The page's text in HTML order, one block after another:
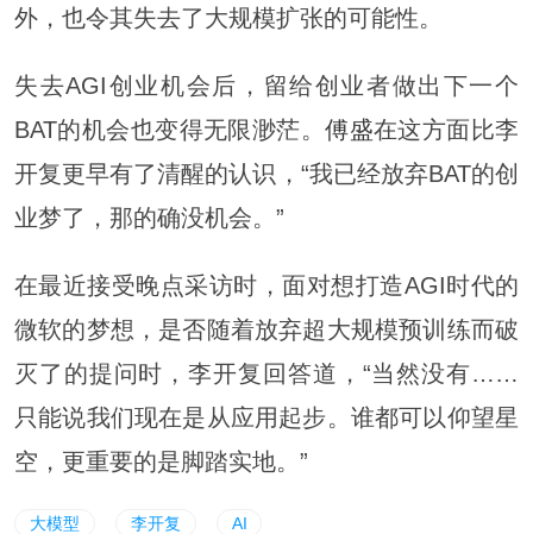
外，也令其失去了大规模扩张的可能性。
失去AGI创业机会后，留给创业者做出下一个
BAT的机会也变得无限渺茫。傅盛在这方面比李
开复更早有了清醒的认识，“我已经放弃BAT的创
业梦了，那的确没机会。”
在最近接受晚点采访时，面对想打造AGI时代的
微软的梦想，是否随着放弃超大规模预训练而破
灭了的提问时，李开复回答道，“当然没有……
只能说我们现在是从应用起步。谁都可以仰望星
空，更重要的是脚踏实地。”
大模型 李开复 AI